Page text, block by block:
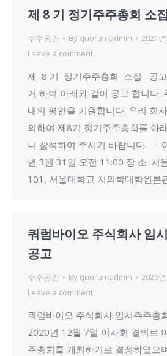
제 8 기 정기주주총회 소
주주공간 By quorumadmin
2021
Leave a comment
제 8 기 정기주주총회 소집 공
거 하여 아래와 같이 공고 합니다.
내의 평안을 기원합니다. 우리 회
의하여 제8기 정기주주총회를 아
니 참석하여 주시기 바랍니다. –
년 3월 31일 오전 11:00 장 소 :서
101, 서울대학교 치의학대학원본
쿼럼바이오 주식회사 임
공고
주주공간 By quorumadmin
2020
Leave a comment
쿼럼바이오 주식회사 임시주주총
2020년 12월 7일 이사회 결의로
주총회를 개최하기로 결정하였으